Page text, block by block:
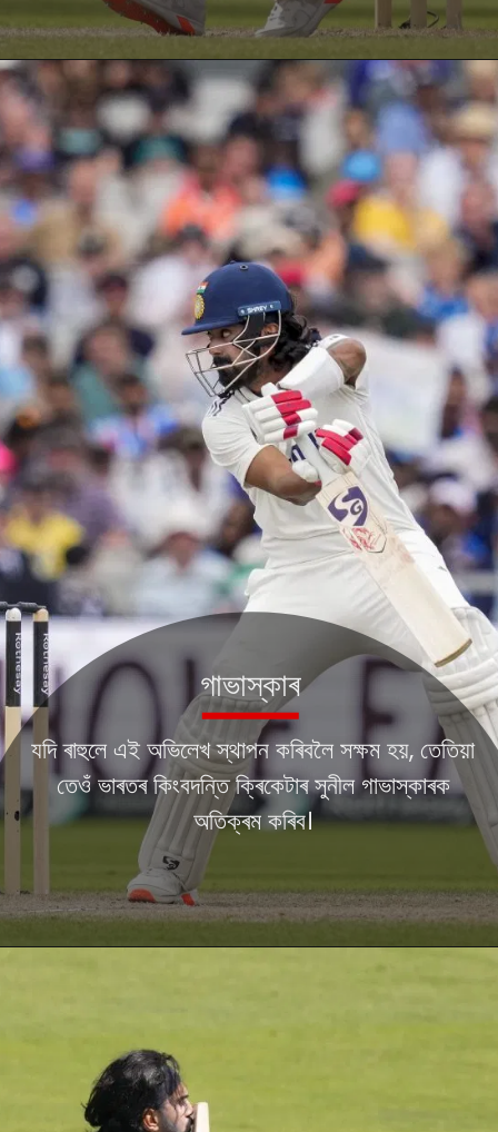
যদি ৰাহুলে এই অভিলেখ স্থাপন কৰিবলৈ সক্ষম হয়, তেতিয়া
তেওঁ ভাৰতৰ কিংবদন্তি ক্ৰিকেটাৰ সুনীল গাভাস্কাৰক
অতিক্ৰম কৰিব।
গাভাস্কাৰ